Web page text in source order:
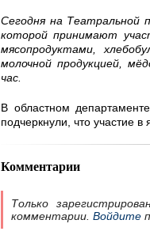
Сегодня на Театральной
которой принимают
мясопродуктами,
молочной продукцией,
час.
В областном
подчеркнули, что участие
Комментарии
Только
комментарии. Войдите